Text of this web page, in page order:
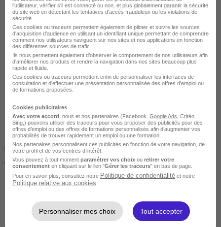
Tout public
Non finançable CPF
7900 €
l'utilisateur, vérifier s'il est connecté ou non, et plus globalement garantir la sécurité
du site web en détectant les tentatives d'accès frauduleux ou les violations de
sécurité.
Ces cookies ou traceurs permettent également de piloter et suivre les sources
d'acquisition d'audience en utilisant un identifiant unique permettant de comprendre
comment nos utilisateurs naviguent sur nos sites et nos applications en fonction
des différentes sources de trafic.
Ils nous permettent également d’observer le comportement de nos utilisateurs afin
d'améliorer nos produits et rendre la navigation dans nos sites beaucoup plus
rapide et fluide.
Ces cookies ou traceurs permettent enfin de personnaliser les interfaces de
consultation et d'effectuer une présentation personnalisée des offres d'emploi ou
de formations proposées.
Cookies publicitaires
Avec votre accord , nous et nos partenaires (Facebook, Google Ads , Critéo,
Bing,) pouvons utiliser des traceurs pour vous proposer des publicités pour des
offres d’emploi ou des offres de formations personnalisés afin d’augmenter vos
probabilités de trouver rapidement un emploi ou une formation.
Nos partenaires personnalisent ces publicités en fonction de votre navigation, de
votre profil et de vos centres d’intérêt.
Vous pouvez à tout moment paramétrer vos choix ou retirer votre
consentement en cliquant sur le lien "Gérer les traceurs" en bas de page.
Pour en savoir plus, consultez notre Politique de confidentialité et notre
Politique relative aux cookies
Personnaliser mes choix Tout accepter